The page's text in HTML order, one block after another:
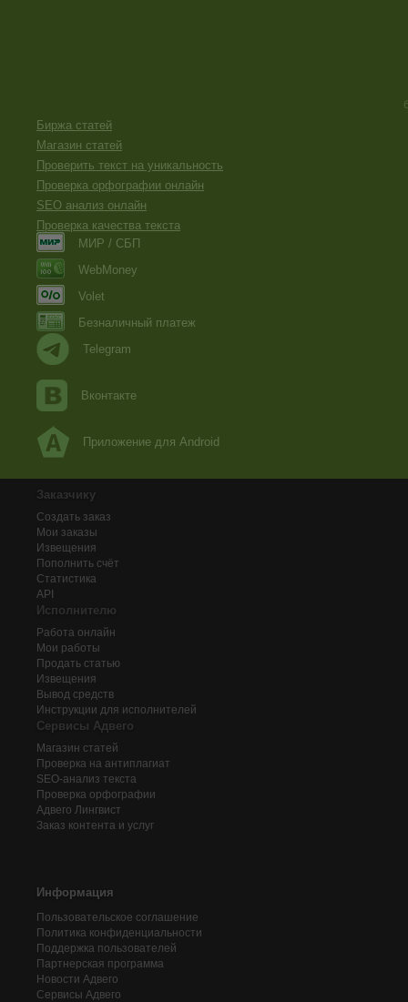
Биржа статей
Магазин статей
Проверить текст на уникальность
Проверка орфографии онлайн
SEO анализ онлайн
Проверка качества текста
МИР / СБП
WebMoney
Volet
Безналичный платеж
Telegram
Вконтакте
Приложение для Android
Заказчику
Создать заказ
Мои заказы
Извещения
Пополнить счёт
Статистика
API
Исполнителю
Работа онлайн
Мои работы
Продать статью
Извещения
Вывод средств
Инструкции для исполнителей
Сервисы Адвего
Магазин статей
Проверка на антиплагиат
SEO-анализ текста
Проверка орфографии
Адвего Лингвист
Заказ контента и услуг
Информация
Пользовательское соглашение
Политика конфиденциальности
Поддержка пользователей
Партнерская программа
Новости Адвего
Сервисы Адвего